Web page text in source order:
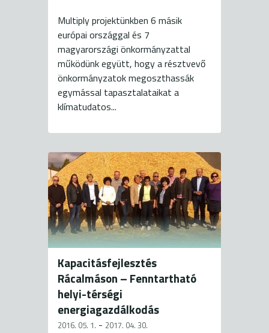
Multiply projektünkben 6 másik
európai országgal és 7
magyarországi önkormányzattal
működünk együtt, hogy a résztvevő
önkormányzatok megoszthassák
egymással tapasztalataikat a
klímatudatos...
Kapacitásfejlesztés
Rácalmáson – Fenntartható
helyi-térségi
energiagazdálkodás
2016. 05. 1. - 2017. 04. 30.